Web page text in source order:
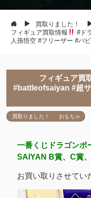
買取りました！
フィギュア買取情報
#ド
人孫悟空 #フリーザー #バ
フィギュア買
#battleofsaiyan #超
買取りました！ おもちゃ
一番くじドラゴンボ
SAIYAN B賞、C賞
お買い取りさせてい